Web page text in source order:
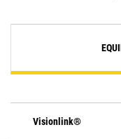
Visionlink®